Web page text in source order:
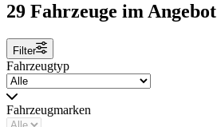
29 Fahrzeuge im Angebot
Filter
Fahrzeugtyp
Fahrzeugmarken